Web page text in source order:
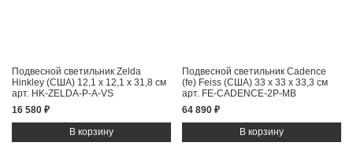
Подвесной светильник Zelda
Hinkley (США) 12,1 x 12,1 x 31,8 см
арт. HK-ZELDA-P-A-VS
16 580 ₽
Подвесной светильник Cadence
(fe) Feiss (США) 33 x 33 x 33,3 см
арт. FE-CADENCE-2P-MB
64 890 ₽